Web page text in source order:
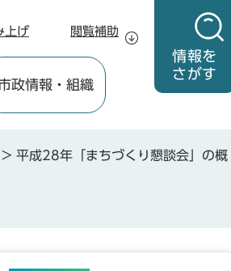
情報を
さがす
上げ 閲覧補助
政情報 ・組織
> 平成28年「まちづくり懇談会」の概